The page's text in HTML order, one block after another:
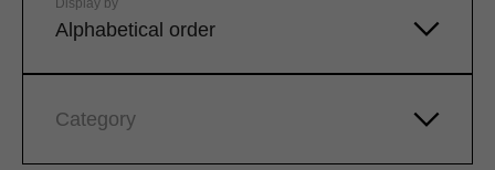
Alphabetical order
Display by
Category